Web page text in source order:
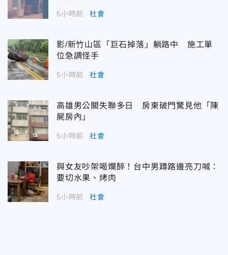
5小時前 社會
影/新竹山區「巨石掉落」躺路中 施工單
位急調怪手
5小時前 社會
高雄男公關失聯多日 房東破門驚見他「陳
屍房內」
5小時前 社會
與女友吵架喝爛醉！台中男蹲路邊亮刀喊：
要切水果、烤肉
5小時前 社會